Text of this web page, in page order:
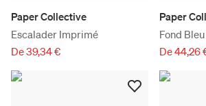
Paper Collective
Escalader Imprimé
De 39,34 €
Paper
Fond
De 44,26